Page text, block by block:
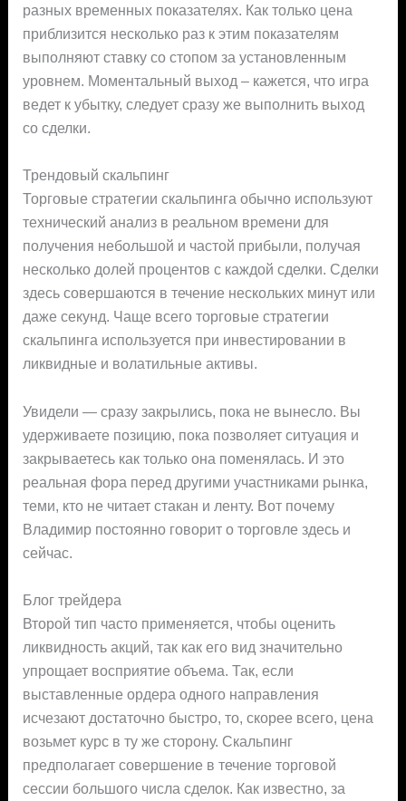
разных временных показателях. Как только цена
приблизится несколько раз к этим показателям
выполняют ставку со стопом за установленным
уровнем. Моментальный выход – кажется, что игра
ведет к убытку, следует сразу же выполнить выход
со сделки.
Трендовый скальпинг
Торговые стратегии скальпинга обычно используют
технический анализ в реальном времени для
получения небольшой и частой прибыли, получая
несколько долей процентов с каждой сделки. Сделки
здесь совершаются в течение нескольких минут или
даже секунд. Чаще всего торговые стратегии
скальпинга используется при инвестировании в
ликвидные и волатильные активы.
Увидели — сразу закрылись, пока не вынесло. Вы
удерживаете позицию, пока позволяет ситуация и
закрываетесь как только она поменялась. И это
реальная фора перед другими участниками рынка,
теми, кто не читает стакан и ленту. Вот почему
Владимир постоянно говорит о торговле здесь и
сейчас.
Блог трейдера
Второй тип часто применяется, чтобы оценить
ликвидность акций, так как его вид значительно
упрощает восприятие объема. Так, если
выставленные ордера одного направления
исчезают достаточно быстро, то, скорее всего, цена
возьмет курс в ту же сторону. Скальпинг
предполагает совершение в течение торговой
сессии большого числа сделок. Как известно, за